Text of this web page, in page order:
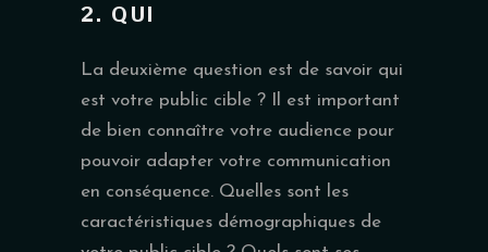
2. QUI
La deuxième question est de savoir qui
est votre public cible ? Il est important
de bien connaître votre audience pour
pouvoir adapter votre communication
en conséquence. Quelles sont les
caractéristiques démographiques de